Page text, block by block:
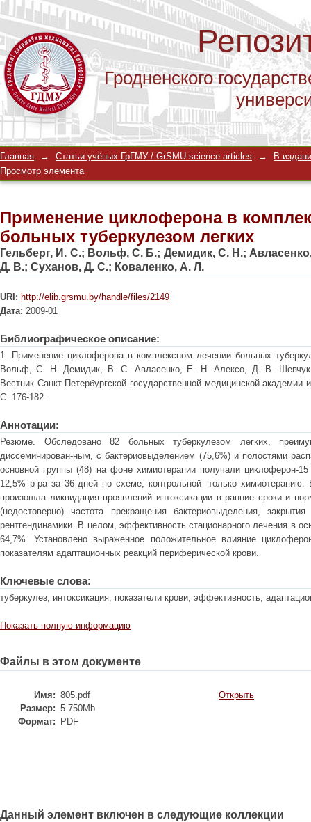
Гродненского
Применение циклоферона в
легких
Главная → Статьи учёных ГрГМУ / GrSMU science articles →
В
Просмотр элемента
Применение циклоферона в
больных туберкулезом легких
Гельберг, И. С.; Вольф, С. Б.; Демидик, С. Н.;
Д. В.; Суханов, Д. С.; Коваленко, А. Л.
URI: http://elib.grsmu.by/handle/files/2149
Дата: 2009-01
Библиографическое описание:
1. Применение циклоферона в комплексном лечении больных
Вольф, С. Н. Демидик, В. С. Авласенко, Е. Н. Алексо, Д. В.
Вестник Санкт-Петербургской государственной медицинской
С. 176-182.
Аннотации:
Резюме. Обследовано 82 больных туберкулезом легких,
диссеминирован-ным, с бактериовыделением (75,6%) и полостями
основной группы (48) на фоне химиотерапии получали циклоферон-
12,5% р-ра за 36 дней по схеме, контрольной -только химиотерапию.
произошла ликвидация проявлений интоксикации в ранние сроки и
(недостоверно) частота прекращения бактериовыделения,
рентгендинамики. В целом, эффективность стационарного лечения в
64,7%. Установлено выраженное положительное влияние
показателям адаптационных реакций периферической крови.
Ключевые слова:
туберкулез, интоксикация, показатели крови, эффективность,
Показать полную информацию
Файлы в этом документе
Имя: 805.pdf
Размер: 5.750Mb
Формат:
PDF
Открыть
Данный элемент включен в следующие коллекции